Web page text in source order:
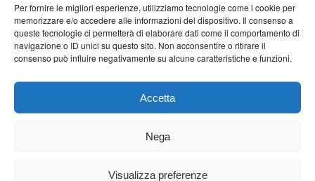
Per fornire le migliori esperienze, utilizziamo tecnologie come i cookie per
memorizzare e/o accedere alle informazioni del dispositivo. Il consenso a
queste tecnologie ci permetterà di elaborare dati come il comportamento di
navigazione o ID unici su questo sito. Non acconsentire o ritirare il
consenso può influire negativamente su alcune caratteristiche e funzioni.
Accetta
Nega
Visualizza preferenze
antisfondamento , sottrae ai
ladri quel prezioso tempo che divide la casistica tra i furti
portati a termine con successo, ed il mero tentativo